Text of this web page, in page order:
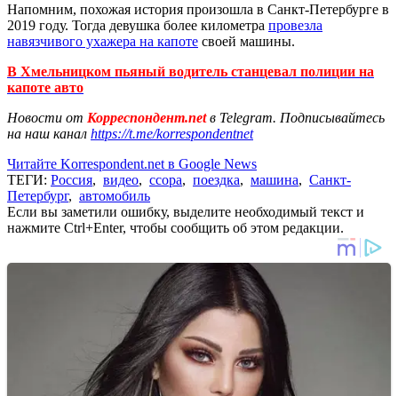
Напомним, похожая история произошла в Санкт-Петербурге в
2019 году. Тогда девушка более километра провезла
навязчивого ухажера на капоте своей машины.
В Хмельницком пьяный водитель станцевал полиции на
капоте авто
Новости от Корреспондент.netв Telegram. Подписывайтесь
на наш канал https://t.me/korrespondentnet
Читайте Korrespondent.net в Google News
ТЕГИ: Россия, видео, ссора, поездка, машина, Санкт-
Петербург, автомобиль
Если вы заметили ошибку, выделите необходимый текст и
нажмите Ctrl+Enter, чтобы сообщить об этом редакции.